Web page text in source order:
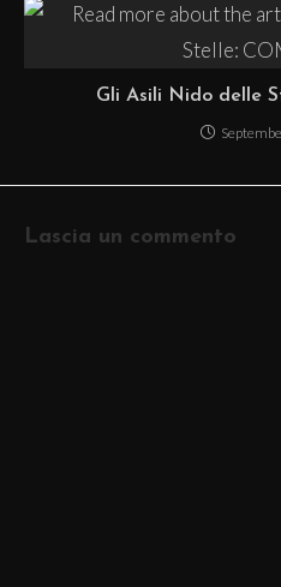
Gli Asili Nido delle
Lascia un commento